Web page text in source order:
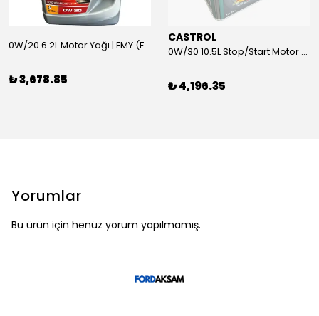
0W/20 6.2L Motor Yağı | FMY (Ford Motor Yağları)
₺ 3,678.85
CASTROL
0W/30 10.5L Stop/Start Motor Yağı | CASTROL
₺ 4,196.35
Yorumlar
Bu ürün için henüz yorum yapılmamış.